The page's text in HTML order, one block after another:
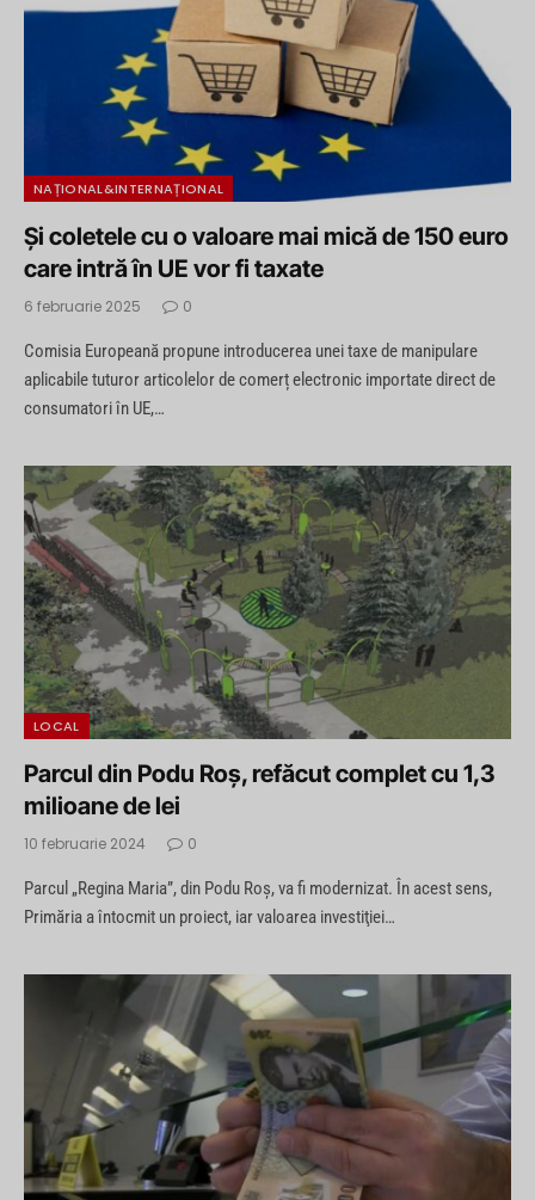
NAȚIONAL&INTERNAȚIONAL
Și coletele cu o valoare mai mică de 150 euro
care intră în UE vor fi taxate
6 februarie 2025 0
Comisia Europeană propune introducerea unei taxe de manipulare
aplicabile tuturor articolelor de comerț electronic importate direct de
consumatori în UE,…
LOCAL
Parcul din Podu Roş, refăcut complet cu 1,3
milioane de lei
10 februarie 2024 0
Parcul „Regina Maria”, din Podu Roş, va fi modernizat. În acest sens,
Primăria a întocmit un proiect, iar valoarea investiţiei…